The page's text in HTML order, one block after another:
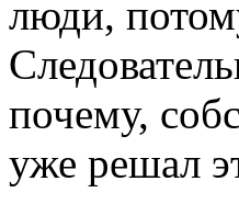
люди,
почему,
уже решал